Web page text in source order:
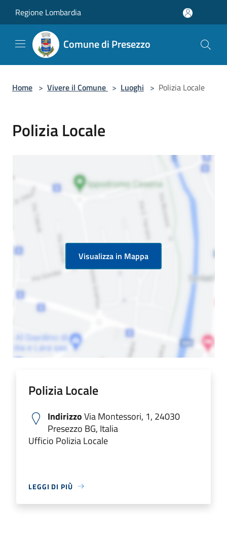
Regione Lombardia
Comune di Presezzo
Home > Vivere il Comune > Luoghi > Polizia Locale
Polizia Locale
Visualizza in Mappa
Polizia Locale
IndirizzoVia Montessori, 1, 24030
Presezzo BG, Italia
Ufficio Polizia Locale
LEGGI DI PIÙ